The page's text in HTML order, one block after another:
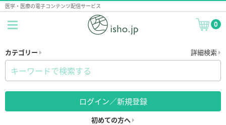
医学・医療の電子コンテンツ配信サービス
0
カテゴリー 詳細検索
ログイン／新規登録
初めての方へ